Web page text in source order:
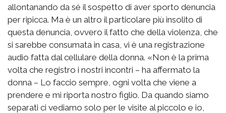
allontanando da sé il sospetto di aver sporto denuncia
per ripicca. Ma è un altro il particolare più insolito di
questa denuncia, ovvero il fatto che della violenza, che
si sarebbe consumata in casa, vi è una registrazione
audio fatta dal cellulare della donna. «Non è la prima
volta che registro i nostri incontri – ha affermato la
donna – Lo faccio sempre, ogni volta che viene a
prendere e mi riporta nostro figlio. Da quando siamo
separati ci vediamo solo per le visite al piccolo e io,